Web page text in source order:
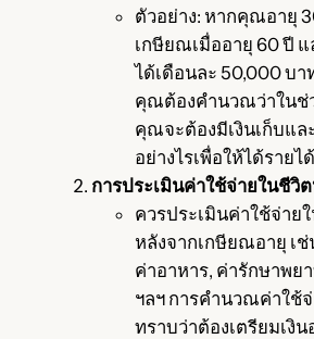
ตัวอย่าง: หากคุณอายุ
เกษียณเมื่ออายุ 60 ปี
ได้เดือนละ 50,000 บ
คุณต้องคำนวณว่าในช่
คุณจะต้องมีเงินเก็บแล
อย่างไรเพื่อให้ได้รายไ
การประเมินค่าใช้จ่ายในชีวิ
ควรประเมินค่าใช้จ่าย
หลังจากเกษียณอายุ เ
ค่าอาหาร, ค่ารักษาพย
ฯลฯ การคำนวณค่าใช้จ่
ทราบว่าต้องเตรียมเงิ